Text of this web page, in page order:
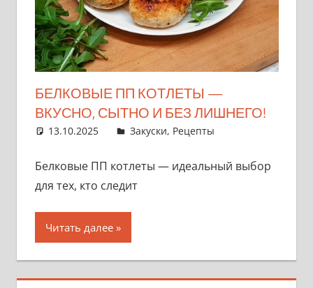
БЕЛКОВЫЕ ПП КОТЛЕТЫ —
ВКУСНО, СЫТНО И БЕЗ ЛИШНЕГО!
13.10.2025 admin
Закуски, Рецепты
Белковые ПП котлеты — идеальный выбор
для тех, кто следит
Читать далее